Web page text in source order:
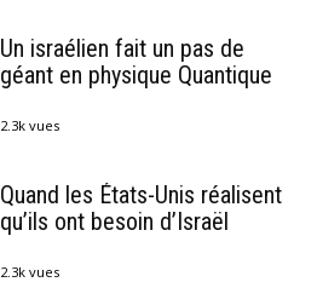
Un israélien fait un pas de
géant en physique Quantique
2.3k vues
Quand les États-Unis réalisent
qu’ils ont besoin d’Israël
2.3k vues